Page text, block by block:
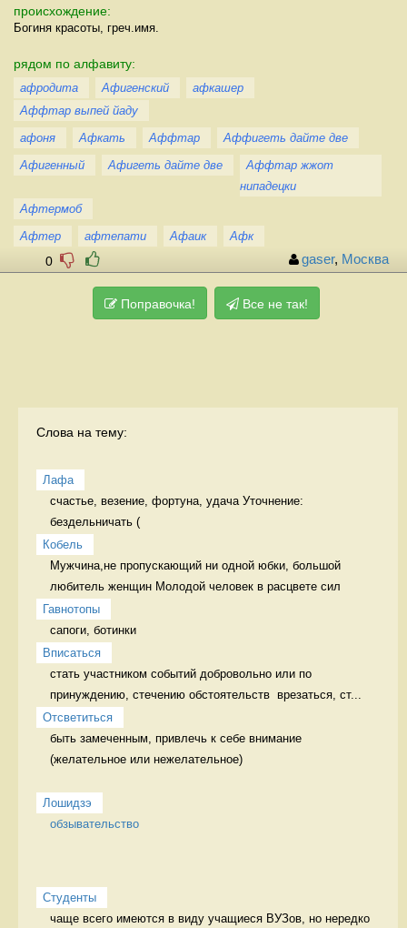
происхождение:
Богиня красоты, греч.имя.
рядом по алфавиту:
афродита Афигенский
афкашер
Аффтар выпей йаду
афоня
Афкать Аффтар
Аффигеть дайте две
Афигенный
Афигеть дайте две
Аффтар жжот
нипадецки
Афтермоб
Афтер
афтепати Афаик Афк
0 gaser, Москва
Поправочка! Все не так!
Слова на тему:
Лафа
счастье, везение, фортуна, удача Уточнение:
бездельничать (
Кобель
Мужчина,не пропускающий ни одной юбки, большой
любитель женщин Молодой человек в расцвете сил
Гавнотопы
сапоги, ботинки
Вписаться
стать участником событий добровольно или по
принуждению, стечению обстоятельств  врезаться, ст...
Отсветиться
быть замеченным, привлечь к себе внимание
(желательное или нежелательное)
Лошидзэ
обзывательство
Студенты
чаще всего имеются в виду учащиеся ВУЗов, но нередко